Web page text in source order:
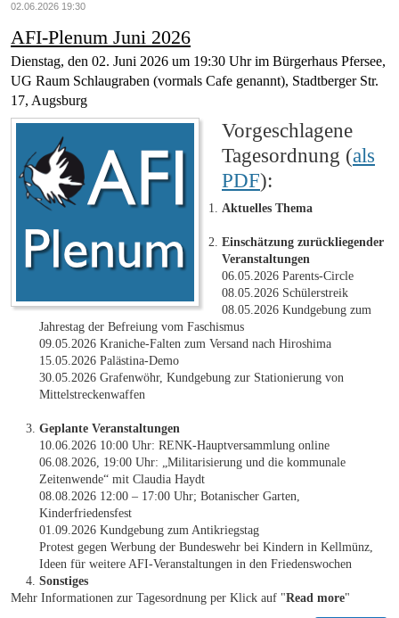
02.06.2026 19:30
AFI-Plenum Juni 2026
Dienstag, den 02. Juni 2026 um 19:30 Uhr im Bürgerhaus Pfersee,
UG Raum Schlaugraben (vormals Cafe genannt), Stadtberger Str.
17, Augsburg
Vorgeschlagene
Tagesordnung (als
PDF):
Aktuelles Thema
Einschätzung zurückliegender
Veranstaltungen
06.05.2026 Parents-Circle
08.05.2026 Schülerstreik
08.05.2026 Kundgebung zum
Jahrestag der Befreiung vom Faschismus
09.05.2026 Kraniche-Falten zum Versand nach Hiroshima
15.05.2026 Palästina-Demo
30.05.2026 Grafenwöhr, Kundgebung zur Stationierung von
Mittelstreckenwaffen
Geplante Veranstaltungen
10.06.2026 10:00 Uhr: RENK-Hauptversammlung online
06.08.2026, 19:00 Uhr: „Militarisierung und die kommunale
Zeitenwende“ mit Claudia Haydt
08.08.2026 12:00 – 17:00 Uhr; Botanischer Garten,
Kinderfriedensfest
01.09.2026 Kundgebung zum Antikriegstag
Protest gegen Werbung der Bundeswehr bei Kindern in Kellmünz,
Ideen für weitere AFI-Veranstaltungen in den Friedenswochen
Sonstiges
Mehr Informationen zur Tagesordnung per Klick auf "Read more"